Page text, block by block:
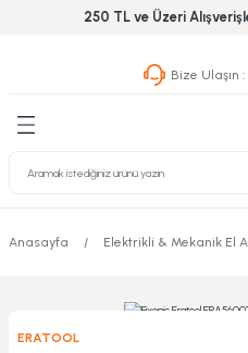
250 TL ve Üzeri
Bize Ulaşın :
Geri Dön
Geri Dön
& Nalburiye
Grubu
Geri Dön
Anasayfa Elektrikli & Mekanik El
ERATOOL